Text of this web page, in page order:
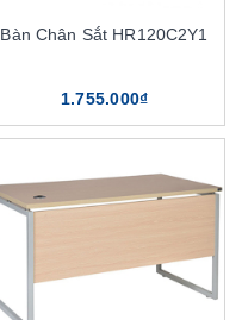
Bàn Chân Sắt HR120C2Y1
1.755.000₫